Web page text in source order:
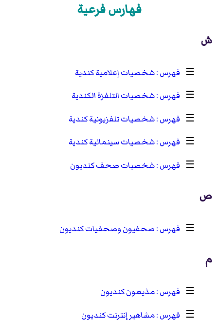
فهارس فرعية
ش
☰
شخصيات إعلامية كندية
☰
شخصيات التلفزة الكندية
☰
شخصيات تلفزيونية كندية
☰
شخصيات سينمائية كندية
☰
شخصيات صحف كنديون
ص
☰ صحفيون وصحفيات كنديون
م
☰
مذيعون كنديون
☰
مشاهير إنترنت كنديون